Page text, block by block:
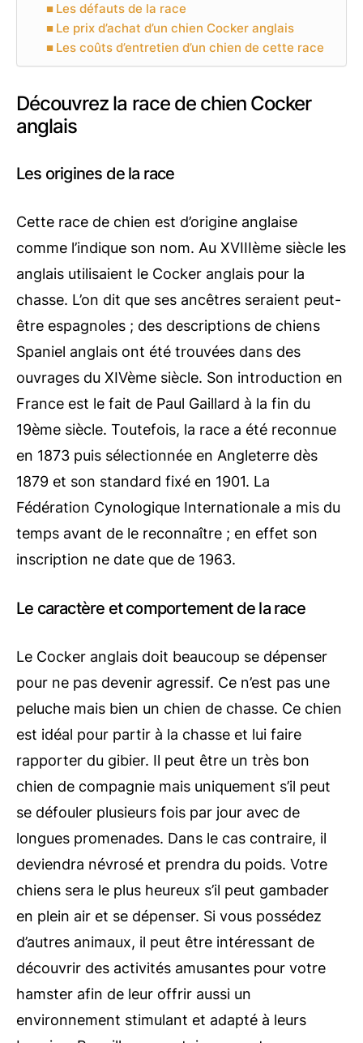
Les défauts de la race
Le prix d’achat d’un chien Cocker anglais
Les coûts d’entretien d’un chien de cette race
Découvrez la race de chien Cocker
anglais
Les origines de la race
Cette race de chien est d’origine anglaise
comme l’indique son nom. Au XVIIIème siècle les
anglais utilisaient le Cocker anglais pour la
chasse. L’on dit que ses ancêtres seraient peut-
être espagnoles ; des descriptions de chiens
Spaniel anglais ont été trouvées dans des
ouvrages du XIVème siècle. Son introduction en
France est le fait de Paul Gaillard à la fin du
19ème siècle. Toutefois, la race a été reconnue
en 1873 puis sélectionnée en Angleterre dès
1879 et son standard fixé en 1901. La
Fédération Cynologique Internationale a mis du
temps avant de le reconnaître ; en effet son
inscription ne date que de 1963.
Le caractère et comportement de la race
Le Cocker anglais doit beaucoup se dépenser
pour ne pas devenir agressif. Ce n’est pas une
peluche mais bien un chien de chasse. Ce chien
est idéal pour partir à la chasse et lui faire
rapporter du gibier. Il peut être un très bon
chien de compagnie mais uniquement s’il peut
se défouler plusieurs fois par jour avec de
longues promenades. Dans le cas contraire, il
deviendra névrosé et prendra du poids. Votre
chiens sera le plus heureux s’il peut gambader
en plein air et se dépenser. Si vous possédez
d’autres animaux, il peut être intéressant de
découvrir des activités amusantes pour votre
hamster afin de leur offrir aussi un
environnement stimulant et adapté à leurs